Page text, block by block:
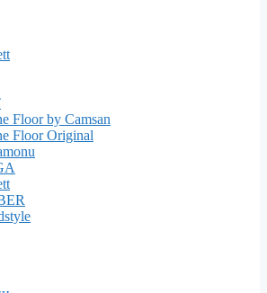
Floor by Camsan
Floor Original